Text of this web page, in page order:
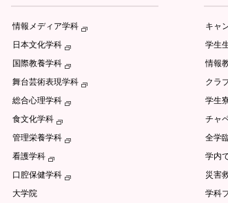
情報メディア学科
日本文化学科
国際教養学科
舞台芸術表現学科
総合心理学科
食文化学科
管理栄養学科
看護学科
口腔保健学科
大学院
キャ
学生
情報
クラ
学生
チャ
全学
学内
災害
学科